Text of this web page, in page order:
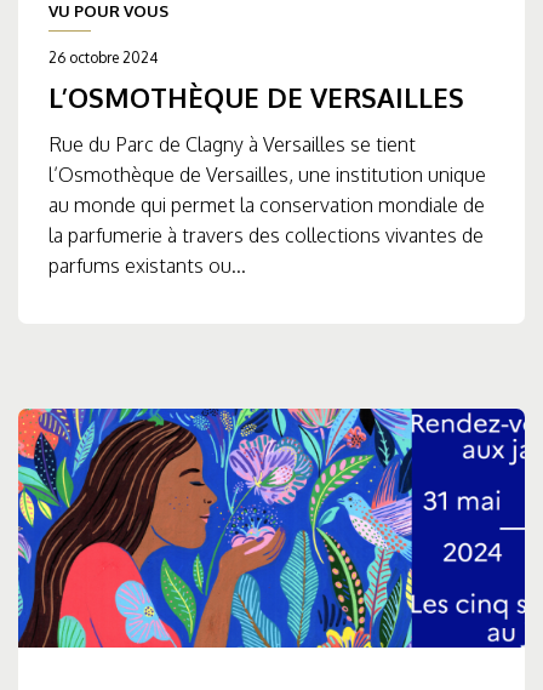
VU POUR VOUS
26 octobre 2024
L’OSMOTHÈQUE DE VERSAILLES
Rue du Parc de Clagny à Versailles se tient
l’Osmothèque de Versailles, une institution unique
au monde qui permet la conservation mondiale de
la parfumerie à travers des collections vivantes de
parfums existants ou...